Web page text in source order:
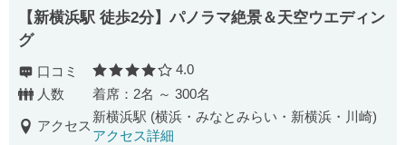
【新横浜駅 徒歩2分】パノラマ絶景＆天空ウエディン
グ
口コミ 口コミ評価
4.0
人数
着席：2名 ～ 300名
アクセス
新横浜駅 (横浜・みなとみらい・新横浜・川崎)
アクセス詳細